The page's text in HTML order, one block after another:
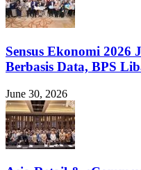
Sensus Ekonomi 2026
Berbasis Data, BPS
June 30, 2026